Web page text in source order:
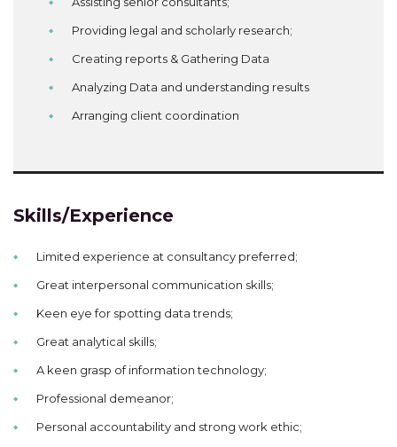
Providing legal and scholarly research;
Creating reports & Gathering Data
Analyzing Data and understanding results
Arranging client coordination
Skills/Experience
Limited experience at consultancy preferred;
Great interpersonal communication skills;
Keen eye for spotting data trends;
Great analytical skills;
A keen grasp of information technology;
Professional demeanor;
Personal accountability and strong work ethic;